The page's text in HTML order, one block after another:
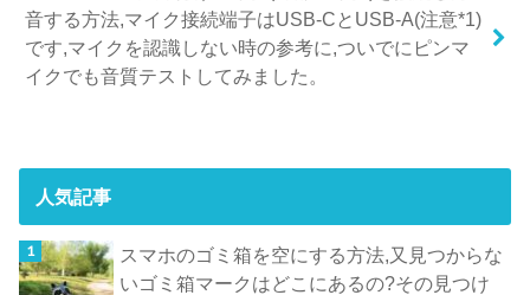
音する方法,マイク接続端子はUSB-CとUSB-A(注意*1)
です,マイクを認識しない時の参考に,ついでにピンマ
イクでも音質テストしてみました。
人気記事
スマホのゴミ箱を空にする方法,又見つからな
いゴミ箱マークはどこにあるの?その見つけ